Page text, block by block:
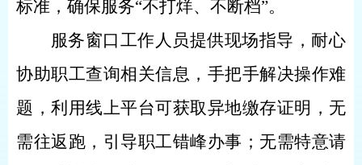
标准，确保服务“不打烊、不断档”。
服务窗口工作人员提供现场指导，耐心
协助职工查询相关信息，手把手解决操作难
题，利用线上平台可获取异地缴存证明，无
需往返跑，引导职工错峰办事；无需特意请